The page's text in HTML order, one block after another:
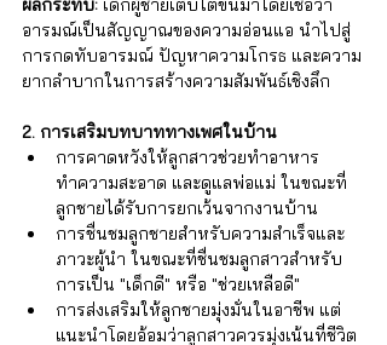
ผลกระทบ: เด็กผู้ชายเติบโตขึ้นมาโดยเชื่อว่า
อารมณ์เป็นสัญญาณของความอ่อนแอ นำไปสู่
การกดทับอารมณ์ ปัญหาความโกรธ และความ
ยากลำบากในการสร้างความสัมพันธ์เชิงลึก
2. การเสริมบทบาททางเพศในบ้าน
การคาดหวังให้ลูกสาวช่วยทำอาหาร
ทำความสะอาด และดูแลพ่อแม่ ในขณะที่
ลูกชายได้รับการยกเว้นจากงานบ้าน
การชื่นชมลูกชายสำหรับความสำเร็จและ
ภาวะผู้นำ ในขณะที่ชื่นชมลูกสาวสำหรับ
การเป็น "เด็กดี" หรือ "ช่วยเหลือดี"
การส่งเสริมให้ลูกชายมุ่งมั่นในอาชีพ แต่
แนะนำโดยอ้อมว่าลูกสาวควรมุ่งเน้นที่ชีวิต